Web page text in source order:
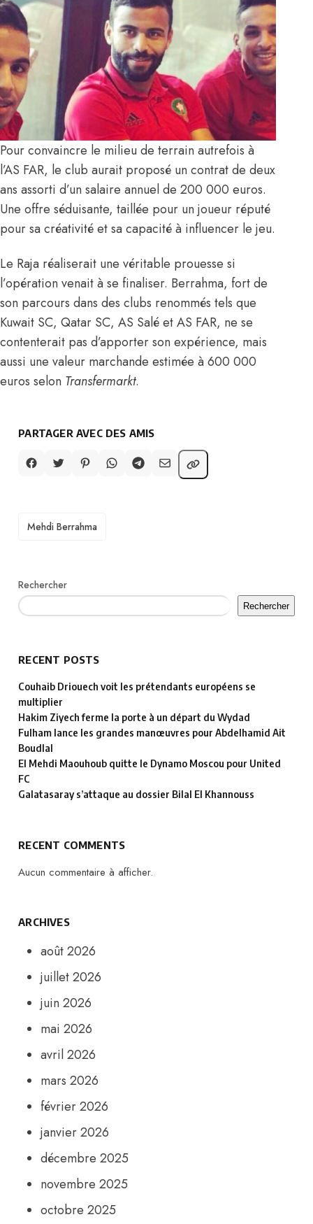
Pour convaincre le milieu de terrain autrefois à
l’AS FAR, le club aurait proposé un contrat de deux
ans assorti d’un salaire annuel de 200 000 euros.
Une offre séduisante, taillée pour un joueur réputé
pour sa créativité et sa capacité à influencer le jeu.
Le Raja réaliserait une véritable prouesse si
l’opération venait à se finaliser. Berrahma, fort de
son parcours dans des clubs renommés tels que
Kuwait SC, Qatar SC, AS Salé et AS FAR, ne se
contenterait pas d’apporter son expérience, mais
aussi une valeur marchande estimée à 600 000
euros selon Transfermarkt.
PARTAGER AVEC DES AMIS
TAGS
Mehdi Berrahma
Rechercher
Rechercher
RECENT POSTS
Couhaib Driouech voit les prétendants européens se
multiplier
Hakim Ziyech ferme la porte à un départ du Wydad
Fulham lance les grandes manœuvres pour Abdelhamid Ait
Boudlal
El Mehdi Maouhoub quitte le Dynamo Moscou pour United
FC
Galatasaray s’attaque au dossier Bilal El Khannouss
RECENT COMMENTS
Aucun commentaire à afficher.
ARCHIVES
août 2026
juillet 2026
juin 2026
mai 2026
avril 2026
mars 2026
février 2026
janvier 2026
décembre 2025
novembre 2025
octobre 2025